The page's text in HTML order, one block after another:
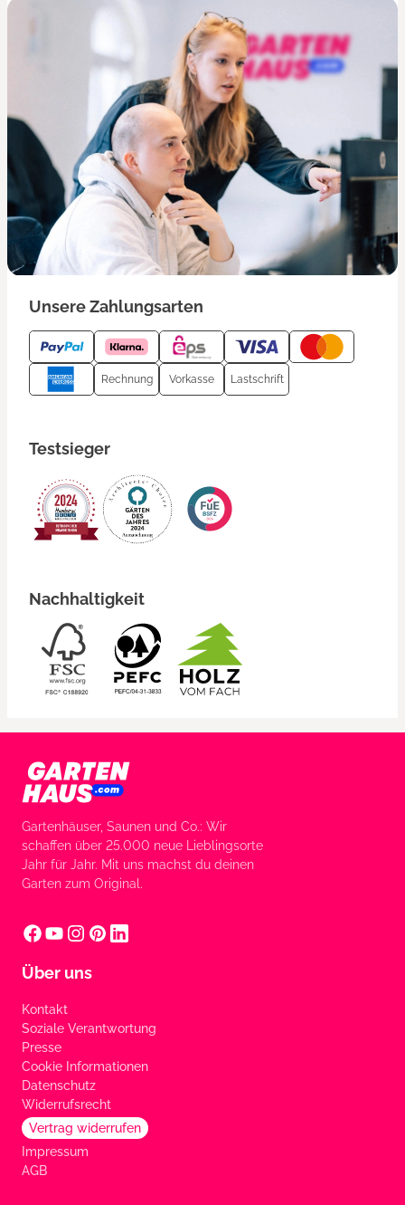
Unsere Zahlungsarten
Rechnung Vorkasse Lastschrift
Testsieger
Nachhaltigkeit
Gartenhäuser, Saunen und Co.: Wir
schaffen über 25.000 neue Lieblingsorte
Jahr für Jahr. Mit uns machst du deinen
Garten zum Original.
Über uns
Kontakt
Soziale Verantwortung
Presse
Cookie Informationen
Datenschutz
Widerrufsrecht
Vertrag widerrufen
Impressum
AGB